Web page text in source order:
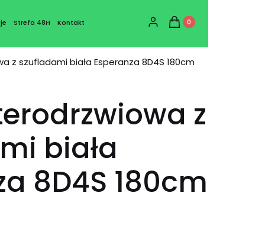
Strefa 48H Kontakt Zaloguj się
Produkty w koszyku:
Koszyk
z szufladami biała Esperanza 8D4S 180cm
z
biała
8D4S 180cm